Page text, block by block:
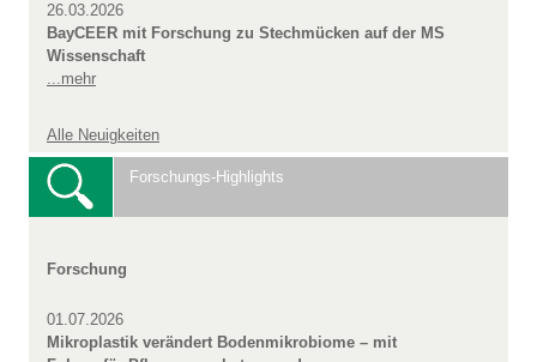
26.03.2026
BayCEER mit Forschung zu Stechmücken auf der MS
Wissenschaft
...mehr
Alle Neuigkeiten
Forschungs-Highlights
Forschung
01.07.2026
Mikroplastik verändert Bodenmikrobiome – mit